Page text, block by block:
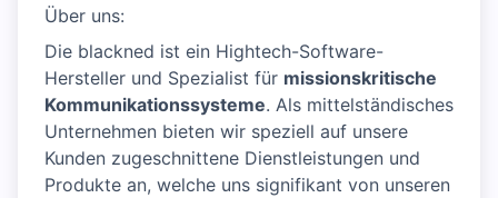
Über uns:
Die blackned ist ein Hightech-Software-
Hersteller und Spezialist für missionskritische
Kommunikationssysteme. Als mittelständisches
Unternehmen bieten wir speziell auf unsere
Kunden zugeschnittene Dienstleistungen und
Produkte an, welche uns signifikant von unseren